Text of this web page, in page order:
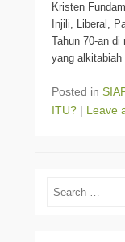
Kristen
Injili, Liberal,
Tahun 70-an di
yang alkitabiah
Posted in
ITU? | Leave
Search